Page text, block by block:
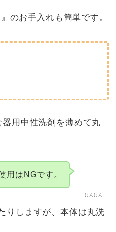
のお手入れも簡単です。
用中性洗剤を薄めて丸
けんけん
用はNGです。
りしますが、本体は丸洗
生活家電
衣類